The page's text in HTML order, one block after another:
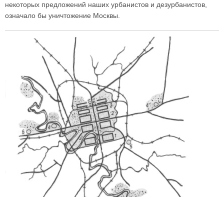
некоторых предложений наших урбанистов и дезурбанистов,
означало бы уничтожение Москвы.